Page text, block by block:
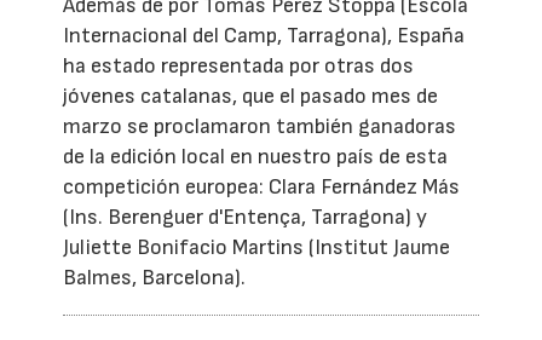
Además de por Tomás Pérez Stoppa (Escola
Internacional del Camp, Tarragona), España
ha estado representada por otras dos
jóvenes catalanas, que el pasado mes de
marzo se proclamaron también ganadoras
de la edición local en nuestro país de esta
competición europea: Clara Fernández Más
(Ins. Berenguer d'Entença, Tarragona) y
Juliette Bonifacio Martins (Institut Jaume
Balmes, Barcelona).